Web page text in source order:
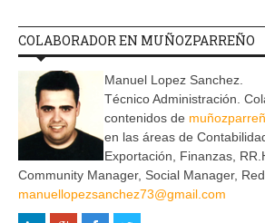
COLABORADOR EN MUÑOZPARREÑO
Manuel Lopez Sanchez.
Técnico Administración.
contenidos de
en las áreas de
Exportación, Finanzas,
Community Manager, Social Manager,
manuellopezsanchez73@gmail.com